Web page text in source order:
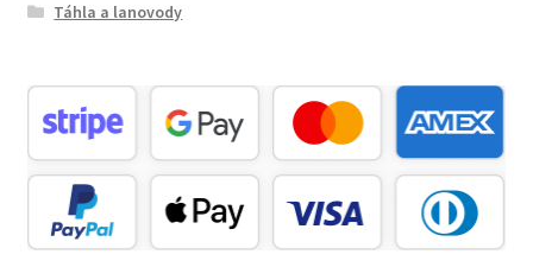
Táhla a lanovody